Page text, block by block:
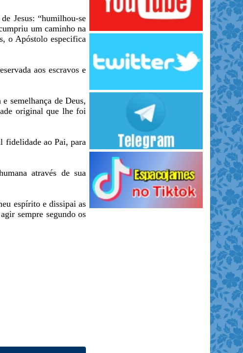
Jesus: “humilhou-se
um caminho na
o Apóstolo especifica
aos escravos e
semelhança de Deus,
original que lhe foi
fidelidade ao Pai, para
através de sua
espírito e dissipai as
sempre segundo os